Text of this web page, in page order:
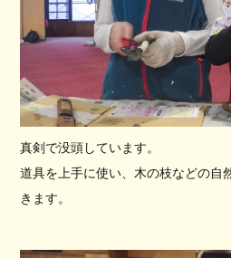
真剣で没頭しています。
道具を上手に使い、木の枝などの自
きます。